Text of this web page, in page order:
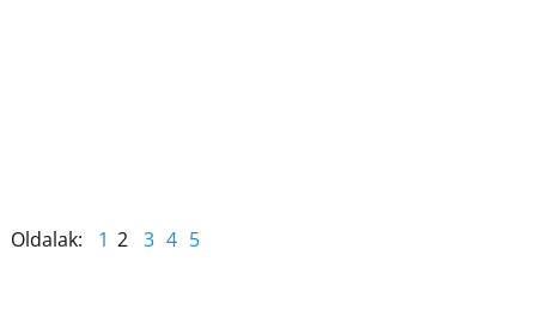
Oldalak: 1 2 3 4 5